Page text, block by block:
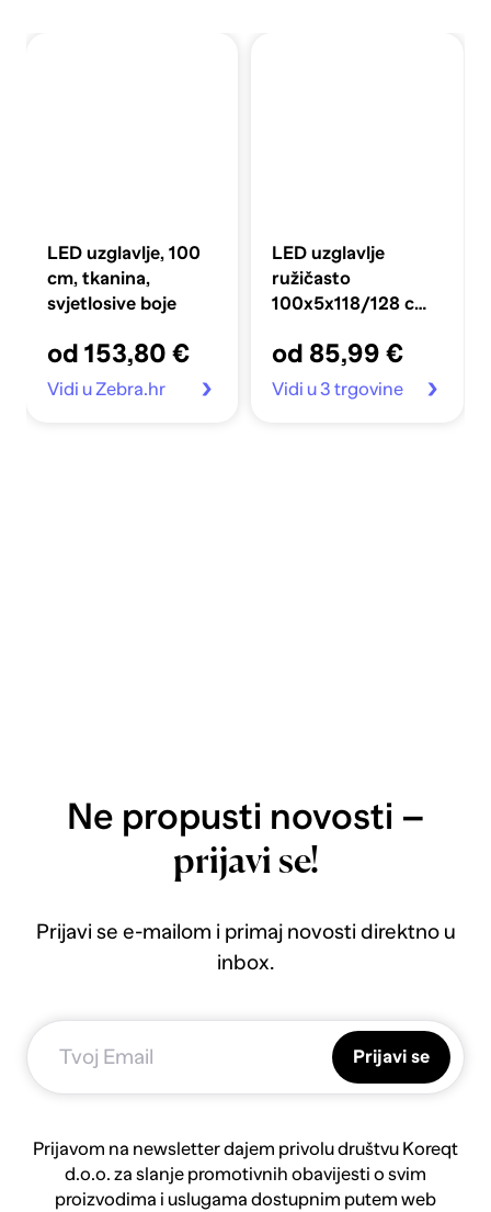
LED uzglavlje, 100
cm, tkanina,
svjetlosive boje
od 153,80 €
Vidi u Zebra.hr
LED uzglavlje
ružičasto
100x5x118/128 cm
od 85,99 €
Vidi u 3 trgovine
Ne propusti novosti –
prijavi se!
Prijavi se e-mailom i primaj novosti direktno u
inbox.
Prijavi se
Prijavom na newsletter dajem privolu društvu Koreqt
d.o.o. za slanje promotivnih obavijesti o svim
proizvodima i uslugama dostupnim putem web